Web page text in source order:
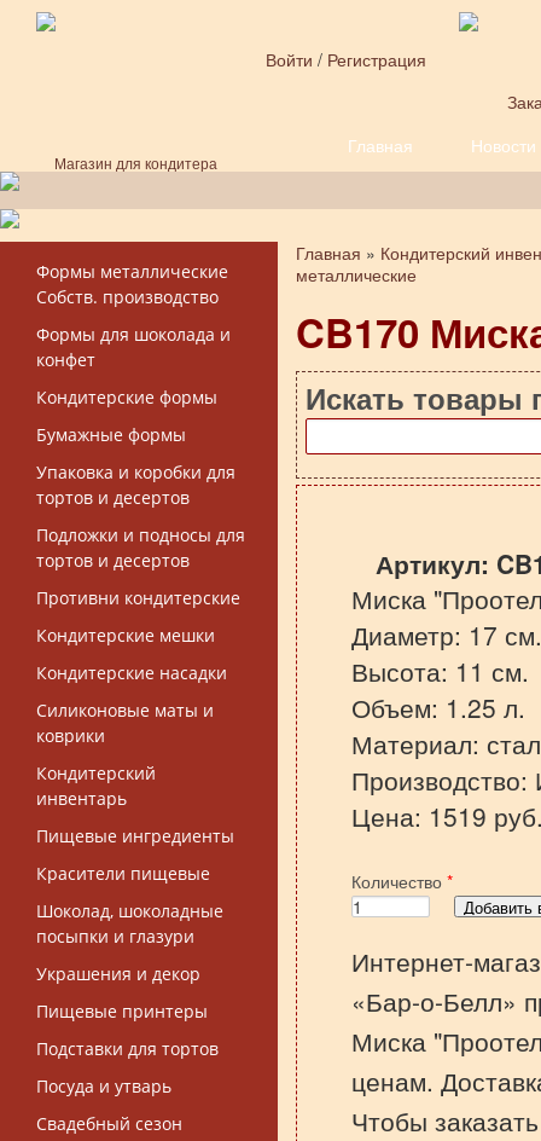
Перейти к основному содержанию
Магазин для кондитера
Войти / Регистрация
Главная
Новости
Форма поиска
Формы металлические
Собств. производство
Формы для шоколада и
конфет
Кондитерские формы
Бумажные формы
Упаковка и коробки для
тортов и десертов
Подложки и подносы для
тортов и десертов
Противни кондитерские
Кондитерские мешки
Кондитерские насадки
Силиконовые маты и
коврики
Кондитерский
инвентарь
Пищевые ингредиенты
Красители пищевые
Шоколад, шоколадные
посыпки и глазури
Украшения и декор
Пищевые принтеры
Подставки для тортов
Посуда и утварь
Свадебный сезон
Вы здесь
Главная » Кондитерский
металлические
CB170
Искать товары
Артикул:
Миска
Диаметр: 17 см.
Высота: 11 см.
Объем: 1.25 л.
Материал:
Производство:
Цена: 1519
Количество *
Интернет-
«Бар-о-Белл»
Миска
ценам.
Чтобы